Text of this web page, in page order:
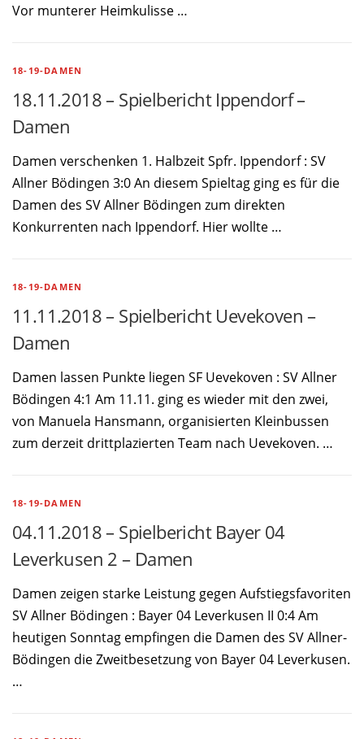
Vor munterer Heimkulisse …
18-19-DAMEN
18.11.2018 – Spielbericht Ippendorf –
Damen
Damen verschenken 1. Halbzeit Spfr. Ippendorf : SV
Allner Bödingen 3:0 An diesem Spieltag ging es für die
Damen des SV Allner Bödingen zum direkten
Konkurrenten nach Ippendorf. Hier wollte …
18-19-DAMEN
11.11.2018 – Spielbericht Uevekoven –
Damen
Damen lassen Punkte liegen SF Uevekoven : SV Allner
Bödingen 4:1 Am 11.11. ging es wieder mit den zwei,
von Manuela Hansmann, organisierten Kleinbussen
zum derzeit drittplazierten Team nach Uevekoven. …
18-19-DAMEN
04.11.2018 – Spielbericht Bayer 04
Leverkusen 2 – Damen
Damen zeigen starke Leistung gegen Aufstiegsfavoriten
SV Allner Bödingen : Bayer 04 Leverkusen II 0:4 Am
heutigen Sonntag empfingen die Damen des SV Allner-
Bödingen die Zweitbesetzung von Bayer 04 Leverkusen.
…